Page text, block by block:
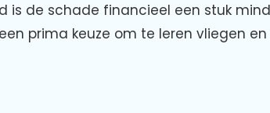
is de schade financieel een stuk
prima keuze om te leren vliegen